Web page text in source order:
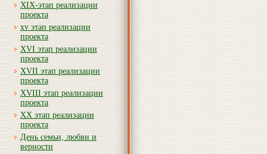
XIX-этап реализации
проекта
xv этап реализации
проекта
XVI этап реализации
проекта
XVII этап реализации
проекта
XVIII этап реализации
проекта
XX этап реализации
проекта
День семьи, любви и
верности